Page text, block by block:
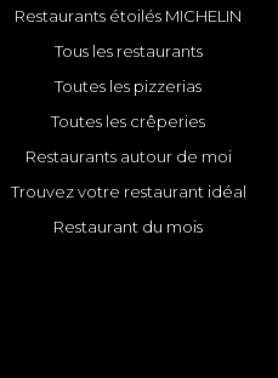
Restaurants étoilés MICHELIN
Tous les restaurants
Toutes les pizzerias
Toutes les crêperies
Restaurants autour de moi
Trouvez votre restaurant idéal
Restaurant du mois